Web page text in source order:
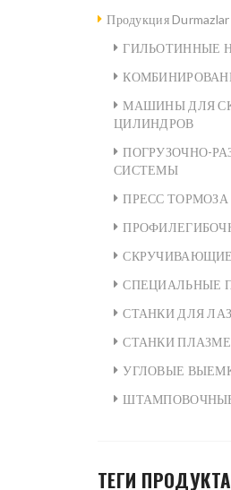
Продукция Durmazlar
ГИЛЬОТИННЫЕ
МАШИНЫ ДЛЯ
ЦИЛИНДРОВ
ПОГРУЗОЧНО-
СИСТЕМЫ
ПРЕСС ТОРМОЗА
СПЕЦИАЛЬНЫЕ
СТАНКИ ДЛЯ
СТАНКИ
УГЛОВЫЕ
ТЕГИ ПРОДУКТА